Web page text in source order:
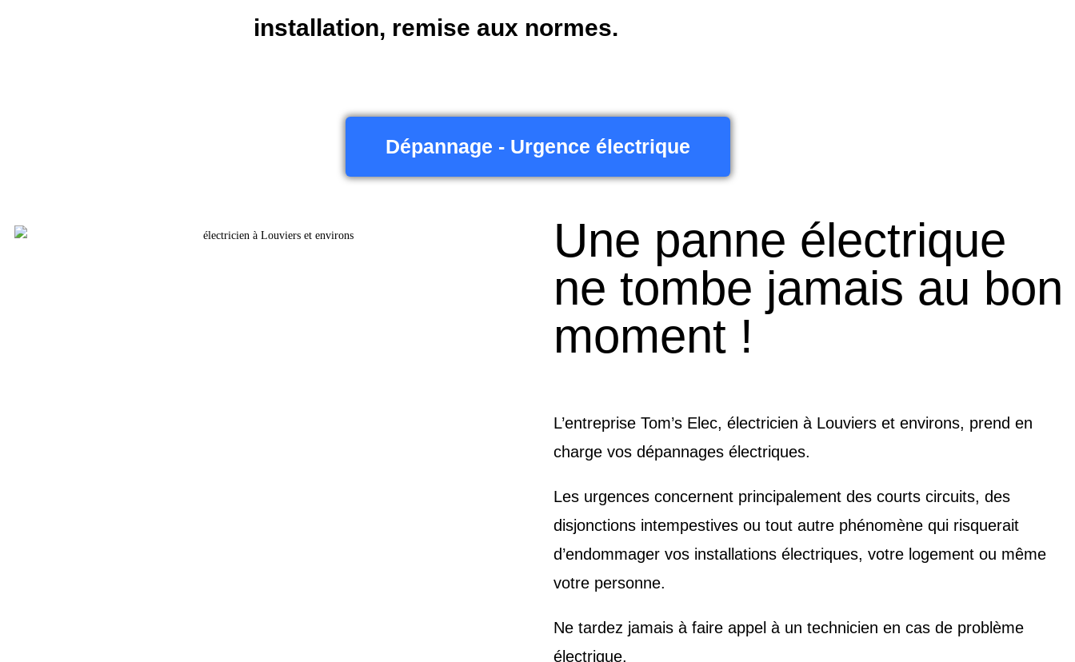
installation, remise aux normes.
Dépannage - Urgence électrique
Une panne électrique
ne tombe jamais au bon
moment !
L’entreprise Tom’s Elec, électricien à Louviers et environs, prend en
charge vos dépannages électriques.
Les urgences concernent principalement des courts circuits, des
disjonctions intempestives ou tout autre phénomène qui risquerait
d’endommager vos installations électriques, votre logement ou même
votre personne.
Ne tardez jamais à faire appel à un technicien en cas de problème
électrique.